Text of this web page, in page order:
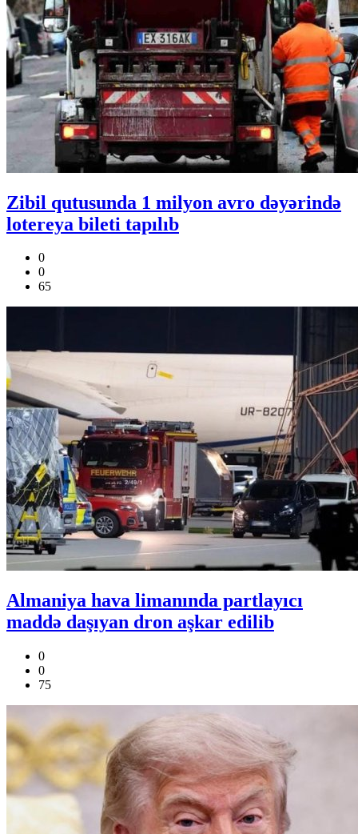
Zibil qutusunda 1 milyon avro dəyərində
lotereya bileti tapılıb
0
0
65
Almaniya hava limanında partlayıcı
maddə daşıyan dron aşkar edilib
0
0
75